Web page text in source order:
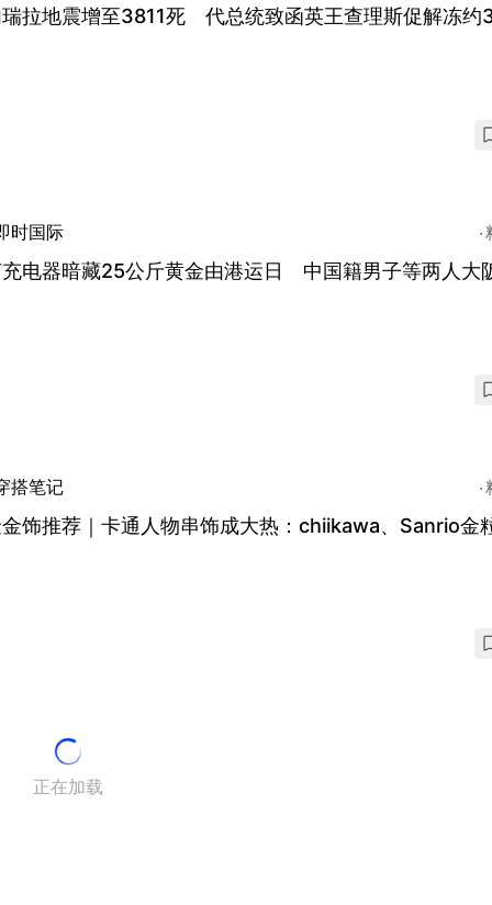
拉地震增至3811死 代总统致函英王查理斯促解冻约
时国际
电器暗藏25公斤黄金由港运日 中国籍男子等两人大
搭笔记
饰推荐｜卡通人物串饰成大热：chiikawa、Sanrio金
正在加载